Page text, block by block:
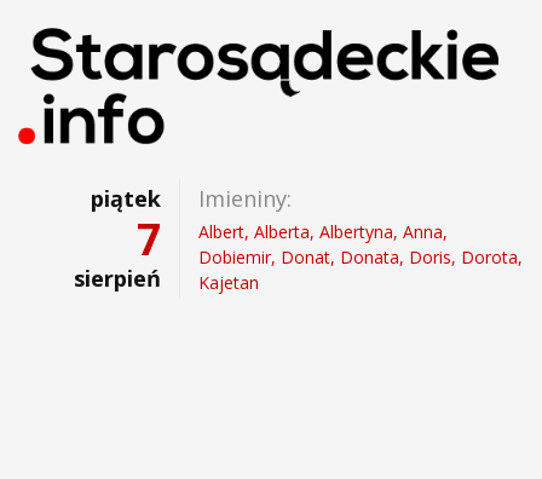
piątek
7
sierpień
Imieniny:
Albert, Alberta, Albertyna, Anna,
Dobiemir, Donat, Donata, Doris, Dorota,
Kajetan